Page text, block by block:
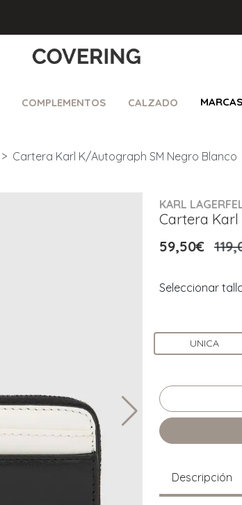
COMPLEMENTOS CALZADO MARCAS
Cartera Karl K/Autograph SM Negro Blanco
KARL
Cartera
59,50€
Seleccionar
UNICA
Descripción